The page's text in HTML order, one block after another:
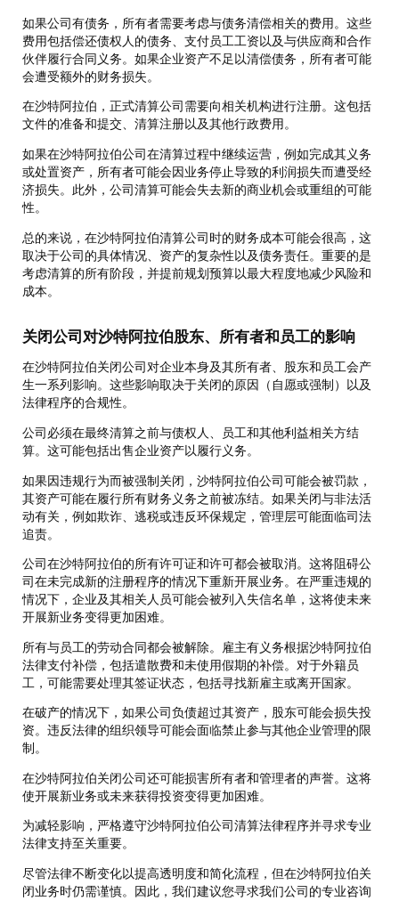
如果公司有债务，所有者需要考虑与债务清偿相关的费用。这些
费用包括偿还债权人的债务、支付员工工资以及与供应商和合作
伙伴履行合同义务。如果企业资产不足以清偿债务，所有者可能
会遭受额外的财务损失。
在沙特阿拉伯，正式清算公司需要向相关机构进行注册。这包括
文件的准备和提交、清算注册以及其他行政费用。
如果在沙特阿拉伯公司在清算过程中继续运营，例如完成其义务
或处置资产，所有者可能会因业务停止导致的利润损失而遭受经
济损失。此外，公司清算可能会失去新的商业机会或重组的可能
性。
总的来说，在沙特阿拉伯清算公司时的财务成本可能会很高，这
取决于公司的具体情况、资产的复杂性以及债务责任。重要的是
考虑清算的所有阶段，并提前规划预算以最大程度地减少风险和
成本。
关闭公司对沙特阿拉伯股东、所有者和员工的影响
在沙特阿拉伯关闭公司对企业本身及其所有者、股东和员工会产
生一系列影响。这些影响取决于关闭的原因（自愿或强制）以及
法律程序的合规性。
公司必须在最终清算之前与债权人、员工和其他利益相关方结
算。这可能包括出售企业资产以履行义务。
如果因违规行为而被强制关闭，沙特阿拉伯公司可能会被罚款，
其资产可能在履行所有财务义务之前被冻结。如果关闭与非法活
动有关，例如欺诈、逃税或违反环保规定，管理层可能面临司法
追责。
公司在沙特阿拉伯的所有许可证和许可都会被取消。这将阻碍公
司在未完成新的注册程序的情况下重新开展业务。在严重违规的
情况下，企业及其相关人员可能会被列入失信名单，这将使未来
开展新业务变得更加困难。
所有与员工的劳动合同都会被解除。雇主有义务根据沙特阿拉伯
法律支付补偿，包括遣散费和未使用假期的补偿。对于外籍员
工，可能需要处理其签证状态，包括寻找新雇主或离开国家。
在破产的情况下，如果公司负债超过其资产，股东可能会损失投
资。违反法律的组织领导可能会面临禁止参与其他企业管理的限
制。
在沙特阿拉伯关闭公司还可能损害所有者和管理者的声誉。这将
使开展新业务或未来获得投资变得更加困难。
为减轻影响，严格遵守沙特阿拉伯公司清算法律程序并寻求专业
法律支持至关重要。
尽管法律不断变化以提高透明度和简化流程，但在沙特阿拉伯关
闭业务时仍需谨慎。因此，我们建议您寻求我们公司的专业咨询